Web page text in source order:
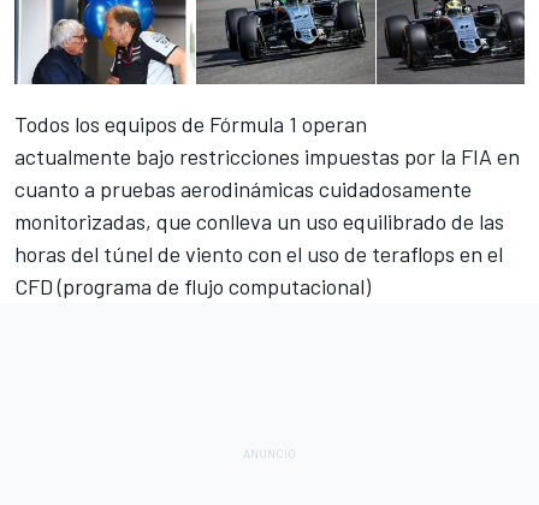
Todos los equipos de Fórmula 1 operan
actualmente bajo restricciones impuestas por la FIA en
cuanto a pruebas aerodinámicas cuidadosamente
monitorizadas, que conlleva un uso equilibrado de las
horas del túnel de viento con el uso de teraflops en el
CFD (programa de flujo computacional)